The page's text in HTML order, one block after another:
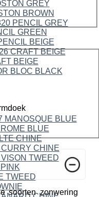
soorten zonwering